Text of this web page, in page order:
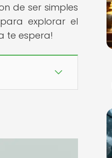
de ser simples
explorar el
te espera!